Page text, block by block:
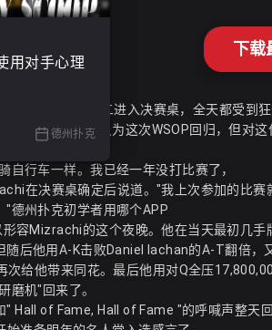
下载
的记分牌位列第二进入决赛桌，全天都受到狂
锦标赛选手。他只为这次WSOP回归，但对
自行车一样。我已经一年没打比赛了，
在决赛桌确定后说道。"我上次参加的比赛
"德州扑克初学者用哪个APP
容Mizrachi的这个夜晚。他在当天最初几
随后他用A-K击败Daniel Iachan的A-T翻倍
次给他带来同花。最后他用对Q全压
磨机"回来了。
Hall of Fame, Hall of Fame "的呼喊声整天
用对手心理
德州扑克